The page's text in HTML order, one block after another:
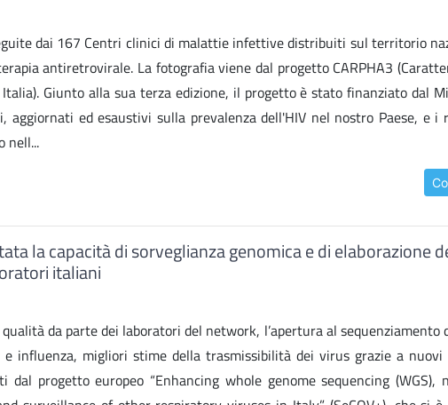
dai 167 Centri clinici di malattie infettive distribuiti sul territorio
antiretrovirale. La fotografia viene dal progetto CARPHA3
Italia). Giunto alla sua terza edizione, il progetto è stato finanziato dal
ed esaustivi sulla prevalenza dell'HIV nel nostro Paese, e i
nell...
la capacità di sorveglianza genomica e di elaborazione
italiani
da parte dei laboratori del network, l’apertura al sequenziamento
influenza, migliori stime della trasmissibilità dei virus grazie a nuovi
progetto europeo “Enhancing whole genome sequencing (WGS),